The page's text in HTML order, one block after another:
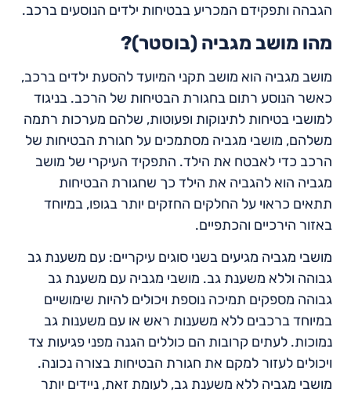
הגבהה ותפקידם המכריע בבטיחות ילדים הנוסעים ברכב.
מהו מושב מגביה (בוסטר)?
מושב מגביה הוא מושב תקני המיועד להסעת ילדים ברכב,
כאשר הנוסע רתום בחגורת הבטיחות של הרכב. בניגוד
למושבי בטיחות לתינוקות ופעוטות, שלהם מערכות רתמה
משלהם, מושבי מגביה מסתמכים על חגורת הבטיחות של
הרכב כדי לאבטח את הילד. התפקיד העיקרי של מושב
מגביה הוא להגביה את הילד כך שחגורת הבטיחות
תתאים כראוי על החלקים החזקים יותר בגופו, במיוחד
באזור הירכיים והכתפיים.
מושבי מגביה מגיעים בשני סוגים עיקריים: עם משענת גב
גבוהה וללא משענת גב. מושבי מגביה עם משענת גב
גבוהה מספקים תמיכה נוספת ויכולים להיות שימושיים
במיוחד ברכבים ללא משענות ראש או עם משענות גב
נמוכות. לעתים קרובות הם כוללים הגנה מפני פגיעות צד
ויכולים לעזור למקם את חגורת הבטיחות בצורה נכונה.
מושבי מגביה ללא משענת גב, לעומת זאת, ניידים יותר